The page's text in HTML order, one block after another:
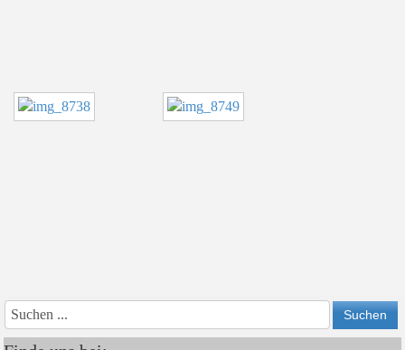
JahrMonat
Jahr